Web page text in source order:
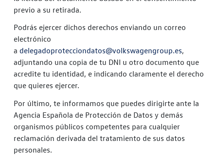
previo a su retirada.
Podrás ejercer dichos derechos enviando un correo
electrónico
a delegadoprotecciondatos@volkswagengroup.es,
adjuntando una copia de tu DNI u otro documento que
acredite tu identidad, e indicando claramente el derecho
que quieres ejercer.
Por último, te informamos que puedes dirigirte ante la
Agencia Española de Protección de Datos y demás
organismos públicos competentes para cualquier
reclamación derivada del tratamiento de sus datos
personales.